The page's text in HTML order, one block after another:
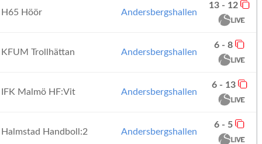
H65 Höör Andersbergshallen
13 - 12
KFUM Trollhättan Andersbergshallen
6 - 8
IFK Malmö HF:Vit Andersbergshallen
6 - 13
Halmstad Handboll:2 Andersbergshallen
6 - 5